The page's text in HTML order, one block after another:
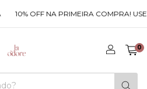
10% OFF NA PRIMEIRA COMPRA! USE O
0